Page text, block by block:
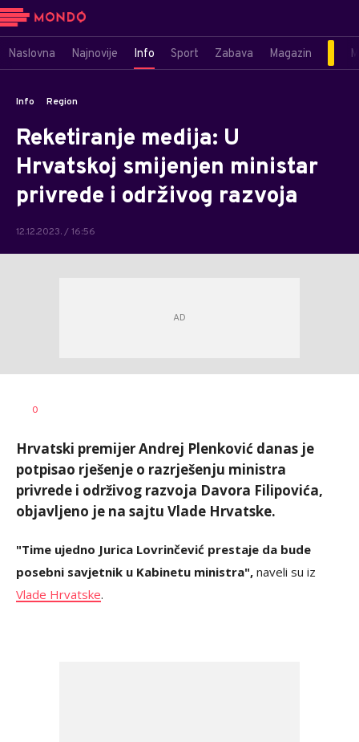
Naslovna Najnovije Info Sport Zabava Magazin
Info Region
Reketiranje medija: U
Hrvatskoj smijenjen ministar
privrede i održivog razvoja
12.12.2023. / 16:56
AUTOR
0
Hrvatski premijer Andrej Plenković danas je
potpisao rješenje o razrješenju ministra
privrede i održivog razvoja Davora Filipovića,
objavljeno je na sajtu Vlade Hrvatske.
"Time ujedno Jurica Lovrinčević prestaje da bude
posebni savjetnik u Kabinetu ministra", naveli su iz
Vlade Hrvatske.